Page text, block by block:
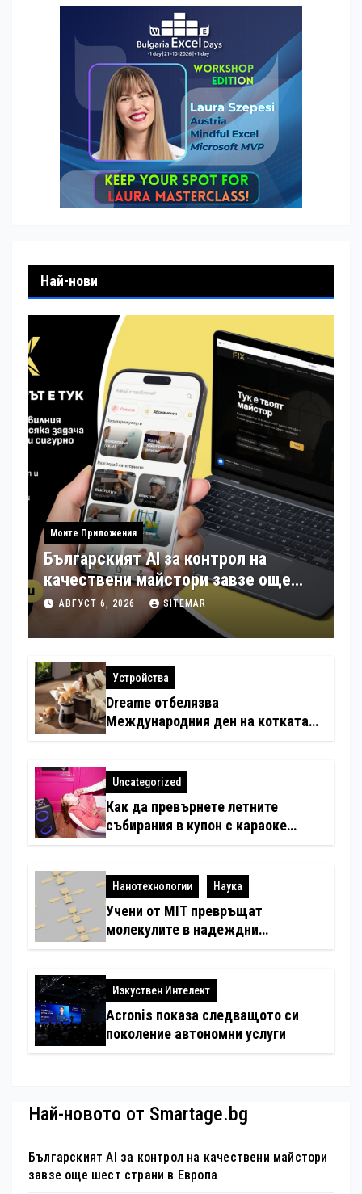
Най-нови
Моите Приложения
Българският AI за контрол на
качествени майстори завзе още
шест страни в Европа
АВГУСТ 6, 2026 SITEMAR
Устройства
Dreame отбелязва
Международния ден на котката
любимци
Uncategorized
Как да превърнете летните
събирания в купон с караоке
Нанотехнологии Наука
Учени от MIT превръщат
молекулите в надеждни
Изкуствен Интелект
Acronis показа следващото си
поколение автономни услуги
Най-новото от Smartage.bg
Българският AI за контрол на качествени майстори
завзе още шест страни в Европа